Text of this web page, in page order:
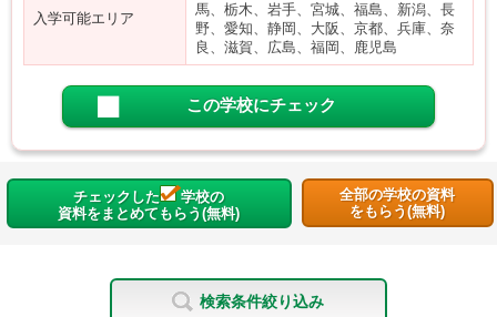
入学可能エリア
馬、栃木、岩手、宮城、福島、新潟、長
野、愛知、静岡、大阪、京都、兵庫、奈
良、滋賀、広島、福岡、鹿児島
この学校にチェック
チェックした
学校の
資料をまとめてもらう(無料)
全部の学校の資料
をもらう(無料)
検索条件絞り込み